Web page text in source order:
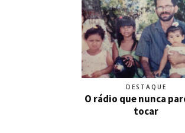
DESTAQUE
O rádio que nunca
tocar